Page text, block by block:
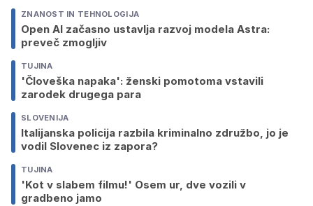
ZNANOST IN TEHNOLOGIJA
Open AI začasno ustavlja razvoj modela Astra:
preveč zmogljiv
TUJINA
'Človeška napaka': ženski pomotoma vstavili
zarodek drugega para
SLOVENIJA
Italijanska policija razbila kriminalno združbo, jo je
vodil Slovenec iz zapora?
TUJINA
'Kot v slabem filmu!' Osem ur, dve vozili v
gradbeno jamo